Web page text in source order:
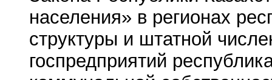
населения» в регионах
структуры и штатной
госпредприятий